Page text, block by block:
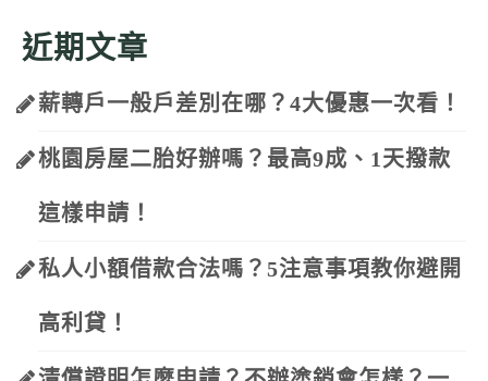
近期文章
薪轉戶一般戶差別在哪？4大優惠一次看！
桃園房屋二胎好辦嗎？最高9成、1天撥款
這樣申請！
私人小額借款合法嗎？5注意事項教你避開
高利貸！